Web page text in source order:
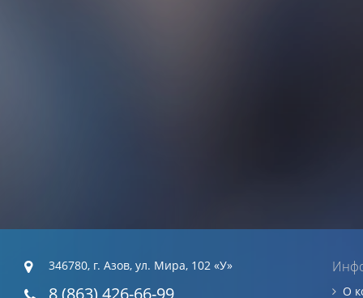
346780, г. Азов, ул. Мира, 102 «У»
8 (863) 426-66-99 О